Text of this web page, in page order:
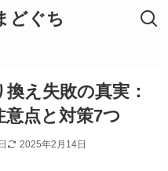
どぐち
え失敗の真実：
点と対策7つ
2025年2月14日